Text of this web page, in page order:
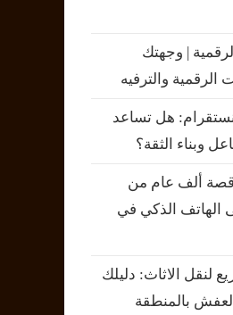
| وجهتك
الرقمية والترفيه
هل تساعد
وبناء الثقة؟
قصة ألف عام من
الهاتف الذكي في
لنقل الاثاث: دليلك
بالمنطقة